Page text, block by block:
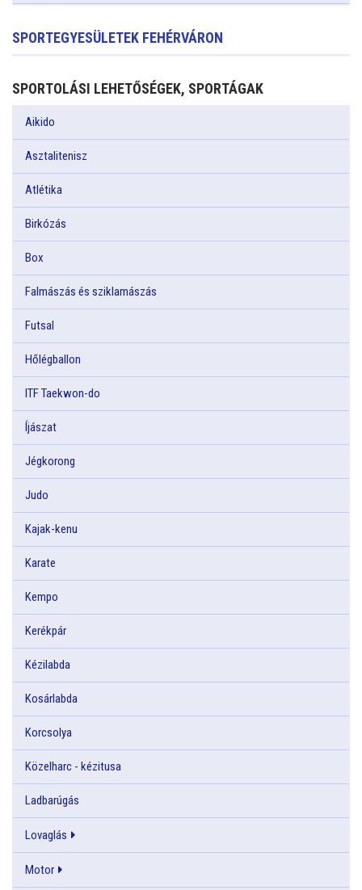
SPORTEGYESÜLETEK FEHÉRVÁRON
SPORTOLÁSI LEHETŐSÉGEK, SPORTÁGAK
Aikido
Asztalitenisz
Atlétika
Birkózás
Box
Falmászás és sziklamászás
Futsal
Hőlégballon
ITF Taekwon-do
Íjászat
Jégkorong
Judo
Kajak-kenu
Karate
Kempo
Kerékpár
Kézilabda
Kosárlabda
Korcsolya
Közelharc - kézitusa
Ladbarúgás
Lovaglás
Motor